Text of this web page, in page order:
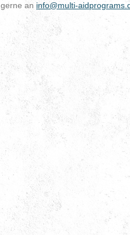
gerne an info@multi-